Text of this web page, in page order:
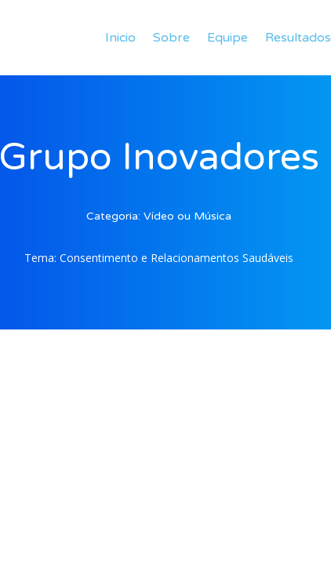
Inicio Sobre Equipe Resultados
Grupo Inovadores
Categoria: Vídeo ou Música
Tema: Consentimento e Relacionamentos Saudáveis